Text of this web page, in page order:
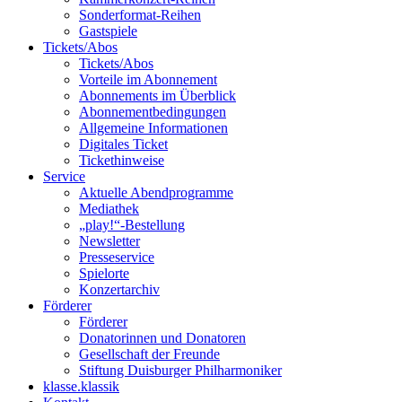
Sonderformat-Reihen
Gastspiele
Tickets/Abos
Tickets/Abos
Vorteile im Abonnement
Abonnements im Überblick
Abonnement­bedingungen
Allgemeine Informationen
Digitales Ticket
Ticket­hinweise
Service
Aktuelle Abendprogramme
Mediathek
„play!“-Bestellung
Newsletter
Presseservice
Spielorte
Konzertarchiv
Förderer
Förderer
Donatorinnen und Donatoren
Gesellschaft der Freunde
Stiftung Duisburger Philharmoniker
klasse.klassik